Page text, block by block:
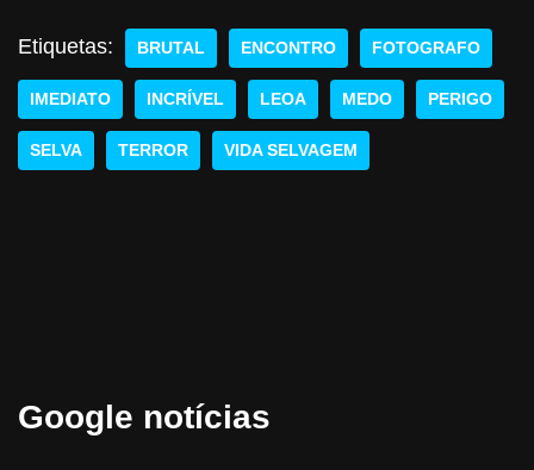
Etiquetas: BRUTAL ENCONTRO FOTOGRAFO
IMEDIATO INCRÍVEL LEOA MEDO PERIGO
SELVA TERROR VIDA SELVAGEM
Google notícias